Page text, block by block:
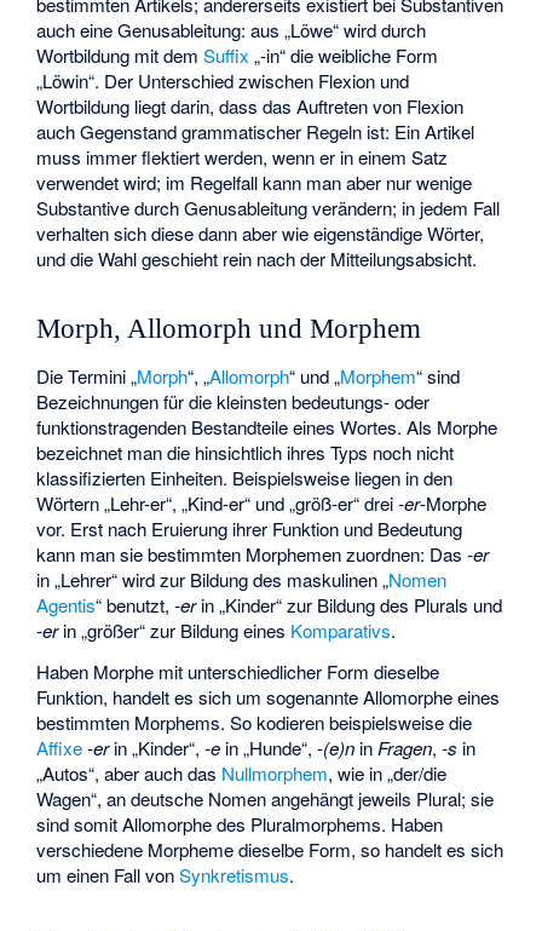
auch eine Genusableitung: aus „Löwe“ wird durch
Wortbildung mit demSuffix „-in“ die weibliche Form
„Löwin“. Der Unterschied zwischen Flexion und
Wortbildung liegt darin, dass das Auftreten von Flexion
auch Gegenstand grammatischer Regeln ist: Ein Artikel
muss immer flektiert werden, wenn er in einem Satz
verwendet wird; im Regelfall kann man aber nur wenige
Substantive durch Genusableitung verändern; in jedem Fall
verhalten sich diese dann aber wie eigenständige Wörter,
und die Wahl geschieht rein nach der Mitteilungsabsicht.
Morph, Allomorph und Morphem
Die Termini „Morph“, „Allomorph“ und „Morphem“ sind
Bezeichnungen für die kleinsten bedeutungs- oder
funktionstragenden Bestandteile eines Wortes. Als Morphe
bezeichnet man die hinsichtlich ihres Typs noch nicht
klassifizierten Einheiten. Beispielsweise liegen in den
Wörtern „Lehr-er“, „Kind-er“ und „größ-er“ drei-er-Morphe
vor. Erst nach Eruierung ihrer Funktion und Bedeutung
kann man sie bestimmten Morphemen zuordnen: Das-er
in „Lehrer“ wird zur Bildung des maskulinen „Nomen
Agentis“ benutzt,-erin „Kinder“ zur Bildung des Plurals und
-erin „größer“ zur Bildung eines Komparativs.
Haben Morphe mit unterschiedlicher Form dieselbe
Funktion, handelt es sich um sogenannte Allomorphe eines
bestimmten Morphems. So kodieren beispielsweise die
Affixe -erin „Kinder“,-e in „Hunde“,-(e)n in Fragen,-s in
„Autos“, aber auch das Nullmorphem, wie in „der/die
Wagen“, an deutsche Nomen angehängt jeweils Plural; sie
sind somit Allomorphe des Pluralmorphems. Haben
verschiedene Morpheme dieselbe Form, so handelt es sich
um einen Fall vonSynkretismus.